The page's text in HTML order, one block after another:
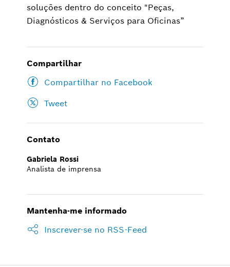
soluções dentro do conceito "Peças,
Diagnósticos & Serviços para Oficinas”
Compartilhar
Compartilhar no Facebook
Tweet
Contato
Gabriela Rossi
Analista de imprensa
Mantenha-me informado
Inscrever-se no RSS-Feed